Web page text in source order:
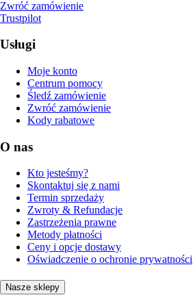
Zwróć zamówienie
Trustpilot
Usługi
Moje konto
Centrum pomocy
Śledź zamówienie
Zwróć zamówienie
Kody rabatowe
O nas
Kto jesteśmy?
Skontaktuj się z nami
Termin sprzedaży
Zwroty & Refundacje
Zastrzeżenia prawne
Metody płatności
Ceny i opcje dostawy
Oświadczenie o ochronie prywatności
Nasze sklepy